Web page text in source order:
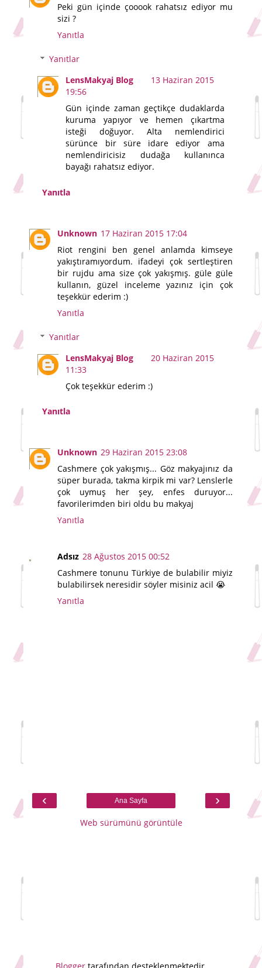
Peki gün içinde çooook rahatsız ediyor mu
sizi ?
Yanıtla
Yanıtlar
LensMakyaj Blog
13 Haziran 2015
19:56
Gün içinde zaman geçtikçe dudaklarda
kuruma yapıyor ve hemen çıkartma
isteği doğuyor. Alta nemlendirici
sürünce bir süre idare ediyor ama
nemlendiricisiz dudağa kullanınca
bayağı rahatsız ediyor.
Yanıtla
Unknown 17 Haziran 2015 17:04
Riot rengini ben genel anlamda kimseye
yakıştıramıyordum. ifadeyi çok sertleştiren
bir rujdu ama size çok yakışmış. güle güle
kullanın, güzel inceleme yazınız için çok
teşekkür ederim :)
Yanıtla
Yanıtlar
LensMakyaj Blog
20 Haziran 2015
11:33
Çok teşekkür ederim :)
Yanıtla
Unknown 29 Haziran 2015 23:08
Cashmere çok yakışmış... Göz makyajınız da
süper burada, takma kirpik mi var? Lenslerle
çok uymuş her şey, enfes duruyor...
favorilerimden biri oldu bu makyaj
Yanıtla
Adsız 28 Ağustos 2015 00:52
Cashmere tonunu Türkiye de bulabilir miyiz
bulabilirsek neresidir söyler misiniz acil 😭
Yanıtla
‹ ›
Ana Sayfa
Web sürümünü görüntüle